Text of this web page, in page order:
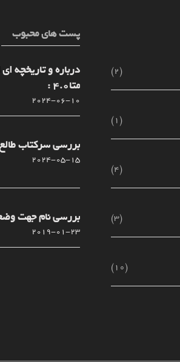
پست های محبوب
درباره و تاریخچه
متا4.0 :
2024-06-10
بررسی سرکتاب
2024-05-15
بررسی نام جهت
2019-01-23
(2)
(1)
(4)
(3)
(10)